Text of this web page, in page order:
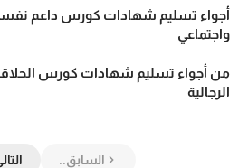
أجواء تسليم شهادات كورس داعم نفسي
واجتماعي
من أجواء تسليم شهادات كورس الحلاقة
الرجالية
السابق.. التالي..